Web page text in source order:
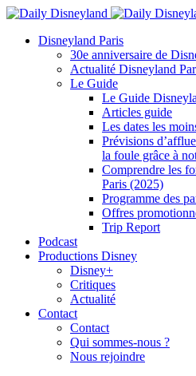
Disneyland Paris
30e anniversaire de
Actualité Disneyland
Le Guide
Le Guide
Articles guide
Les dates les
Prévisions
la foule grâce à
Comprendre les
Paris (2025)
Programme des
Offres
Trip Report
Podcast
Productions Disney
Disney+
Critiques
Actualité
Contact
Contact
Qui sommes-nous ?
Nous rejoindre